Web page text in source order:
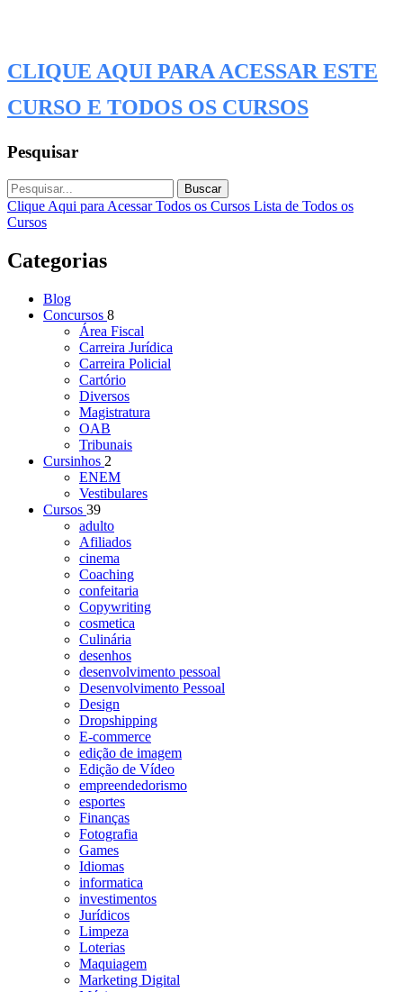
CLIQUE AQUI PARA ACESSAR ESTE
CURSO E TODOS OS CURSOS
Pesquisar
Buscar
Clique Aqui para Acessar Todos os Cursos Lista de Todos os
Cursos
Categorias
Blog
Concursos 8
Área Fiscal
Carreira Jurídica
Carreira Policial
Cartório
Diversos
Magistratura
OAB
Tribunais
Cursinhos 2
ENEM
Vestibulares
Cursos 39
adulto
Afiliados
cinema
Coaching
confeitaria
Copywriting
cosmetica
Culinária
desenhos
desenvolvimento pessoal
Desenvolvimento Pessoal
Design
Dropshipping
E-commerce
edição de imagem
Edição de Vídeo
empreendedorismo
esportes
Finanças
Fotografia
Games
Idiomas
informatica
investimentos
Jurídicos
Limpeza
Loterias
Maquiagem
Marketing Digital